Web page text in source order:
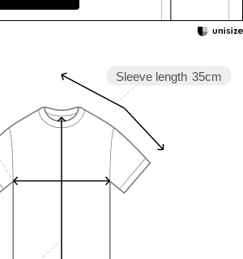
Sleeve length 35cm